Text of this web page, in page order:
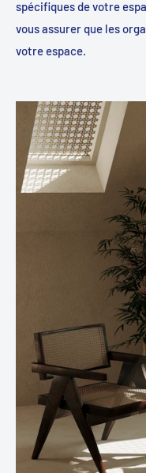
spécifiques de votre
vous assurer que les
votre espace.